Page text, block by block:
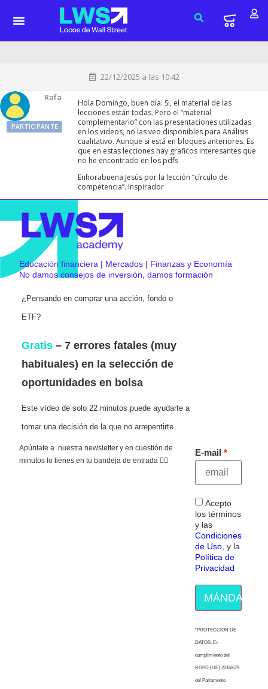
22/12/2025 a las 10:42
Rafa
PARTICIPANTE
Hola Domingo, buen día. Si, el material de las
lecciones están todas. Pero el “material
complementario” con las presentaciones utilizadas
en los videos, no las veo disponibles para Análisis
cualitativo. Aunque si está en bloques anteriores. Es
que en estas lecciones hay graficos interesantes que
no he encontrado en los pdfs
Enhorabuena Jesús por la lección “círculo de
competencia”. Inspirador
Educación financiera | Mercados | Finanzas y Economía
No damos consejos de inversión, damos formación
¿Pensando en comprar una acción, fondo o
ETF?
Gratis – 7 errores fatales (muy
habituales) en la selección de
oportunidades en bolsa
Este vídeo de solo 22 minutos puede ayudarte a
tomar una decisión de la que no arrepentirte.
Apúntate a nuestra newsletter y en cuestión de
minutos lo tienes en tu bandeja de entrada 👇🏻
E-mail
Acepto
los términos
y las
Condiciones
de Uso, y la
Política de
Privacidad
MÁNDAME
“PROTECCION DE
DATOS: En
cumplimiento del
RGPD (UE) 2016/679
del Parlamento